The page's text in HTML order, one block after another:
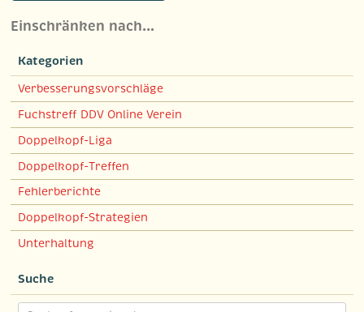
Einschränken nach…
Kategorien
Verbesserungsvorschläge
Fuchstreff DDV Online Verein
Doppelkopf-Liga
Doppelkopf-Treffen
Fehlerberichte
Doppelkopf-Strategien
Unterhaltung
Suche